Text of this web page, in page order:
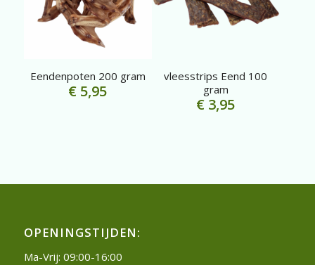
Eendenpoten 200 gram
€ 5,95
vleesstrips Eend 100
gram
€ 3,95
OPENINGSTIJDEN:
Ma-Vrij: 09:00-16:00